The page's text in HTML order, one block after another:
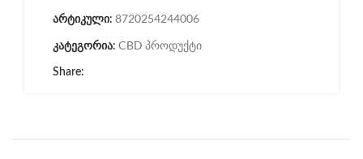
არტიკული: 8720254244006
კატეგორია: CBD პროდუქტი
Share: